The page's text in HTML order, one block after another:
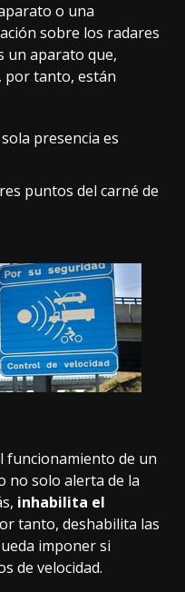
o una
sobre los radares
un aparato que,
por tanto, están
presencia es
puntos del carné de
funcionamiento de un
no solo alerta de la
inhabilita el
tanto, deshabilita las
imponer si
de velocidad.